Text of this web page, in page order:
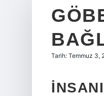
Tarih: Temmuz 3,